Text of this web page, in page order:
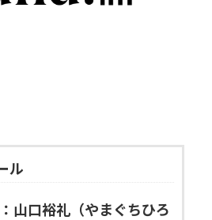
ル
山口裕礼（やまぐちひろ